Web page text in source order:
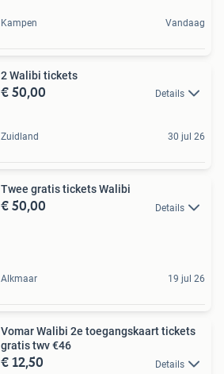
Kampen Vandaag
2 Walibi tickets
€ 50,00 Details
Zuidland 30 jul 26
Twee gratis tickets Walibi
€ 50,00 Details
Alkmaar 19 jul 26
Vomar Walibi 2e toegangskaart tickets
gratis twv €46
€ 12,50 Details